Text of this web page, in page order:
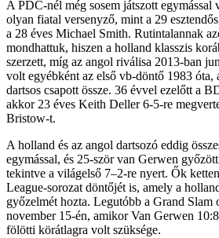
A PDC-nél még sosem játszott
olyan fiatal versenyző, mint a 29
a 28 éves Michael Smith. Rutintalannak
mondhattuk, hiszen a holland klasszis
szerzett, míg az angol riválisa 2013-ban
volt egyébként az első vb-döntő 1983 óta,
dartsos csapott össze. 36 évvel ezelőtt a
akkor 23 éves Keith Deller 6-5-re
Bristow-t.
A holland és az angol dartsozó eddig
egymással, és 25-ször van Gerwen
tekintve a világelső 7–2-re nyert. Ők
League-sorozat döntőjét is, amely a
győzelmét hozta. Legutóbb a Grand Slam
november 15-én, amikor Van Gerwen
fölötti körátlagra volt szüksége.